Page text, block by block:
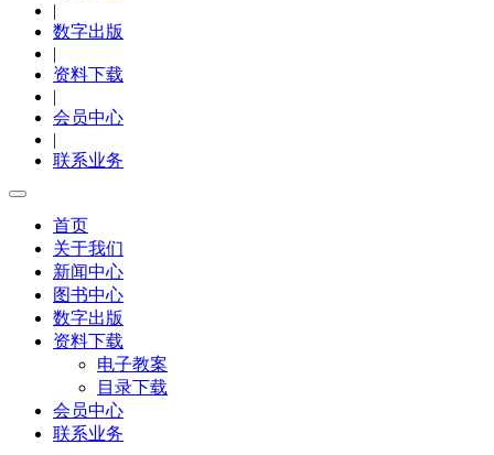
|
数字出版
|
资料下载
|
会员中心
|
联系业务
首页
关于我们
新闻中心
图书中心
数字出版
资料下载
电子教案
目录下载
会员中心
联系业务